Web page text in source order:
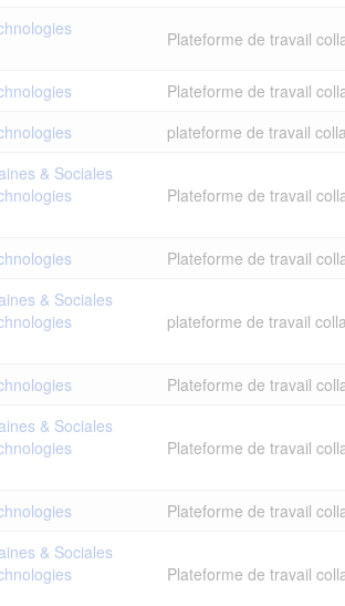
Plateforme de travail
Plateforme de travail
plateforme de travail
& Sociales
Plateforme de travail
Plateforme de travail
& Sociales
plateforme de travail
Plateforme de travail
& Sociales
Plateforme de travail
Plateforme de travail
& Sociales
Plateforme de travail